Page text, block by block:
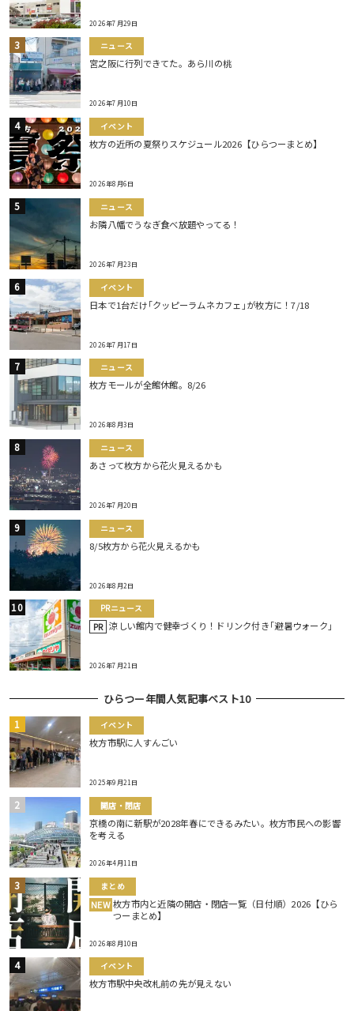
2026年7月29日
ニュース
宮之阪に行列できてた。あら川の桃
2026年7月10日
イベント
枚方の近所の夏祭りスケジュール2026【ひらつーまとめ】
2026年8月6日
ニュース
お隣八幡でうなぎ食べ放題やってる！
2026年7月23日
イベント
日本で1台だけ｢クッピーラムネカフェ｣が枚方に！7/18
2026年7月17日
ニュース
枚方モールが全館休館。8/26
2026年8月3日
ニュース
あさって枚方から花火見えるかも
2026年7月20日
ニュース
8/5枚方から花火見えるかも
2026年8月2日
PRニュース
PR 涼しい館内で健幸づくり！ドリンク付き｢避暑ウォーク｣
2026年7月21日
ひらつー年間人気記事ベスト10
イベント
枚方市駅に人すんごい
2025年9月21日
開店・閉店
京橋の南に新駅が2028年春にできるみたい。枚方市民への影響
を考える
2026年4月11日
まとめ
NEW 枚方市内と近隣の開店・閉店一覧（日付順）2026【ひら
つーまとめ】
2026年8月10日
イベント
枚方市駅中央改札前の先が見えない